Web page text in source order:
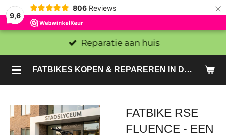
9,6
806 Reviews ×
FATBIKES KOPEN & REPAREREN IN DEN HAAG EN ZOETERMEER - SACHE BIKES
Reparatie aan huis
FATBIKE RSE
FLUENCE - EEN